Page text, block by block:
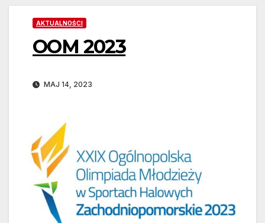
AKTUALNOŚCI
OOM 2023
MAJ 14, 2023